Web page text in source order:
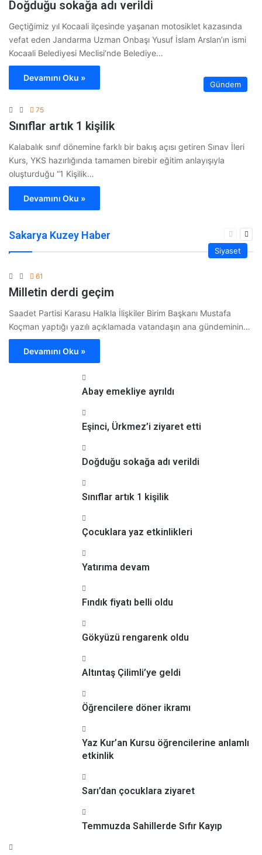
Doğduğu sokağa adı verildi
Geçtiğimiz yıl Kocaali ilçesinde yaşanan motosiklet kazasında
vefat eden Jandarma Uzman Onbaşı Yusuf İslam Arslan’ın ismi
Kocaali Belediyesi Meclisi’nde Belediye…
Devamını Oku »
Gündem
75
Sınıflar artık 1 kişilik
Kalabalık sınıf dönemine farklı bir bakış açısı getiren Sınav İleri
Kurs, YKS hazırlığında tamamen birebir eğitim anlayışıyla
oluşturduğu “1 Kişilik…
Devamını Oku »
Sakarya Kuzey Haber
Önceki
sayfa
Siyaset
61
Milletin derdi geçim
Saadet Partisi Karasu Halkla İlişkiler Birim Başkanı Mustafa
Koçman yaptığı yazılı açıklamada vatandaşın ana gündeminin…
Devamını Oku »
Abay emekliye ayrıldı
Eşinci, Ürkmez’i ziyaret etti
Doğduğu sokağa adı verildi
Sınıflar artık 1 kişilik
Çocuklara yaz etkinlikleri
Yatırıma devam
Fındık fiyatı belli oldu
Gökyüzü rengarenk oldu
Altıntaş Çilimli’ye geldi
Öğrencilere döner ikramı
Yaz Kur’an Kursu öğrencilerine anlamlı
etkinlik
Sarı’dan çocuklara ziyaret
Temmuzda Sahillerde Sıfır Kayıp